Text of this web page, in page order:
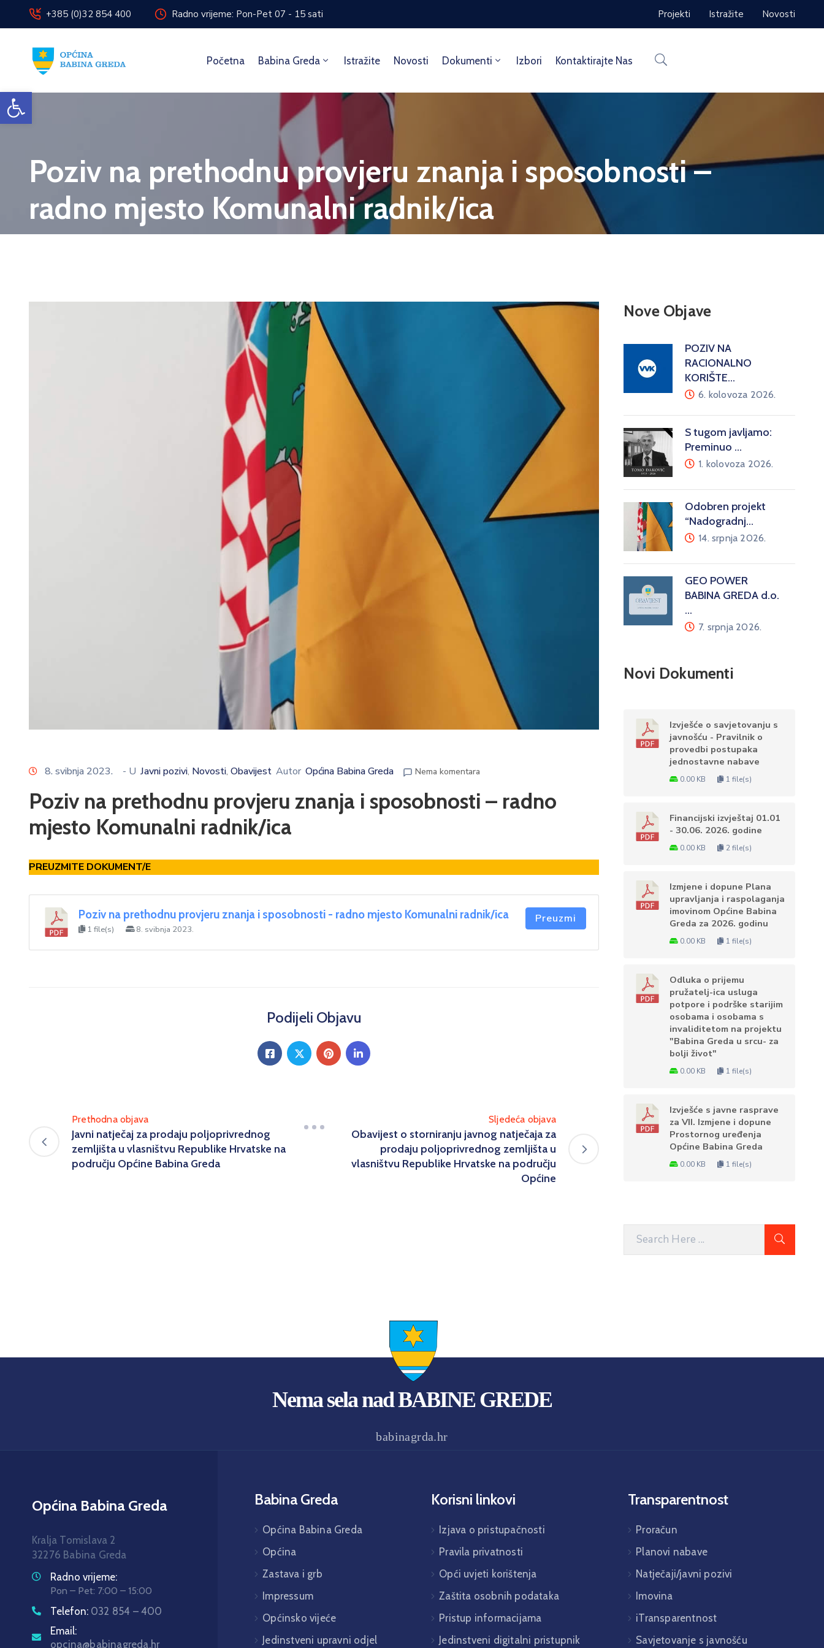
Open toolbar
+385 (0)32 854 400 Radno vrijeme: Pon-Pet 07 - 15 sati Projekti Istražite Novosti
Početna Babina Greda Istražite Novosti Dokumenti Izbori Kontaktirajte Nas
Poziv na prethodnu provjeru znanja i sposobnosti –
radno mjesto Komunalni radnik/ica
8. svibnja 2023. - U Javni pozivi‚ Novosti‚ Obavijest Autor Općina Babina Greda Nema komentara
Poziv na prethodnu provjeru znanja i sposobnosti – radno
mjesto Komunalni radnik/ica
PREUZMITE DOKUMENT/E
Poziv na prethodnu provjeru znanja i sposobnosti - radno mjesto Komunalni radnik/ica
1 file(s) 8. svibnja 2023.
Preuzmi
Podijeli Objavu
Prethodna objava
Javni natječaj za prodaju poljoprivrednog
zemljišta u vlasništvu Republike Hrvatske na
području Općine Babina Greda
Sljedeća objava
Obavijest o storniranju javnog natječaja za
prodaju poljoprivrednog zemljišta u
vlasništvu Republike Hrvatske na području
Općine
Nove Objave
POZIV NA
RACIONALNO
KORIŠTE…
6. kolovoza 2026.
S tugom javljamo:
Preminuo …
1. kolovoza 2026.
Odobren projekt
“Nadogradnj…
14. srpnja 2026.
GEO POWER
BABINA GREDA d.o.
…
7. srpnja 2026.
Novi Dokumenti
Izvješće o savjetovanju s
javnošću - Pravilnik o
provedbi postupaka
jednostavne nabave
0.00 KB 1 file(s)
Financijski izvještaj 01.01
- 30.06. 2026. godine
0.00 KB 2 file(s)
Izmjene i dopune Plana
upravljanja i raspolaganja
imovinom Općine Babina
Greda za 2026. godinu
0.00 KB 1 file(s)
Odluka o prijemu
pružatelj-ica usluga
potpore i podrške starijim
osobama i osobama s
invaliditetom na projektu
"Babina Greda u srcu- za
bolji život"
0.00 KB 1 file(s)
Izvješće s javne rasprave
za VII. Izmjene i dopune
Prostornog uređenja
Općine Babina Greda
0.00 KB 1 file(s)
Nema sela nad BABINE GREDE
babinagrda.hr
Općina Babina Greda
Kralja Tomislava 2
32276 Babina Greda
Radno vrijeme:
Pon – Pet: 7:00 – 15:00
Telefon: 032 854 – 400
Email:
opcina@babinagreda.hr
Babina Greda
Općina Babina Greda
Općina
Zastava i grb
Impressum
Općinsko vijeće
Jedinstveni upravni odjel
Korisni linkovi
Izjava o pristupačnosti
Pravila privatnosti
Opći uvjeti korištenja
Zaštita osobnih podataka
Pristup informacijama
Jedinstveni digitalni pristupnik
Transparentnost
Proračun
Planovi nabave
Natječaji/javni pozivi
Imovina
iTransparentnost
Savjetovanje s javnošću